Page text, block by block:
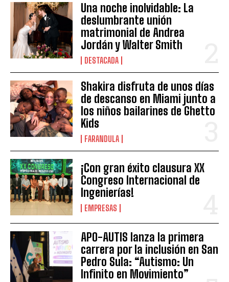
Una noche inolvidable: La
deslumbrante unión
matrimonial de Andrea
Jordán y Walter Smith
DESTACADA
Shakira disfruta de unos días
de descanso en Miami junto a
los niños bailarines de Ghetto
Kids
FARANDULA
¡Con gran éxito clausura XX
Congreso Internacional de
Ingenierías!
EMPRESAS
APO-AUTIS lanza la primera
carrera por la inclusión en San
Pedro Sula: “Autismo: Un
Infinito en Movimiento”